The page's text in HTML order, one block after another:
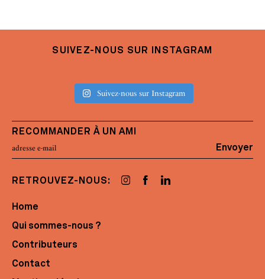
SUIVEZ-NOUS SUR INSTAGRAM
Suivez-nous sur Instagram
RECOMMANDER À UN AMI
Envoyer
RETROUVEZ-NOUS:
Home
Qui sommes-nous ?
Contributeurs
Contact